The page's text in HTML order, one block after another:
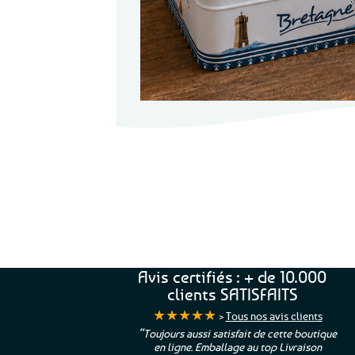
Avis certifiés : + de 10.000
clients SATISFAITS
★★★★★ >Tous nos avis clients
“Toujours aussi satisfait de cette boutique
en ligne. Emballage au top Livraison